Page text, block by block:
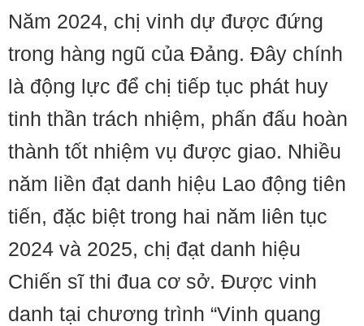
Năm 2024, chị vinh dự được đứng
trong hàng ngũ của Đảng. Đây chính
là động lực để chị tiếp tục phát huy
tinh thần trách nhiệm, phấn đấu hoàn
thành tốt nhiệm vụ được giao. Nhiều
năm liền đạt danh hiệu Lao động tiên
tiến, đặc biệt trong hai năm liên tục
2024 và 2025, chị đạt danh hiệu
Chiến sĩ thi đua cơ sở. Được vinh
danh tại chương trình “Vinh quang